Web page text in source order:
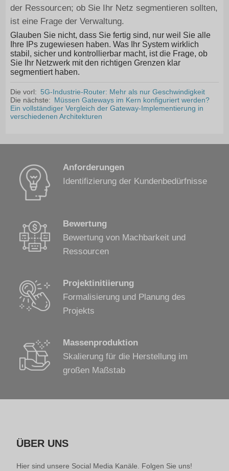
der Ressourcen; ob Sie Ihr Netz segmentieren sollten,
ist eine Frage der Verwaltung.
Glauben Sie nicht, dass Sie fertig sind, nur weil Sie alle
Ihre IPs zugewiesen haben. Was Ihr System wirklich
stabil, sicher und kontrollierbar macht, ist die Frage, ob
Sie Ihr Netzwerk mit den richtigen Grenzen klar
segmentiert haben.
Die vorl: 5G-Industrie-Router: Mehr als nur Geschwindigkeit
Die nächste: Müssen Gateways im Kern konfiguriert werden?
Ein vollständiger Vergleich der Gateway-Implementierung in
verschiedenen Architekturen
Anforderungen
Identifizierung der Kundenbedürfnisse
Bewertung
Bewertung von Machbarkeit und
Ressourcen
Projektinitiierung
Formalisierung und Planung des
Projekts
Massenproduktion
Skalierung für die Herstellung im
großen Maßstab
ÜBER UNS
Hier sind unsere Social Media Kanäle. Folgen Sie uns!